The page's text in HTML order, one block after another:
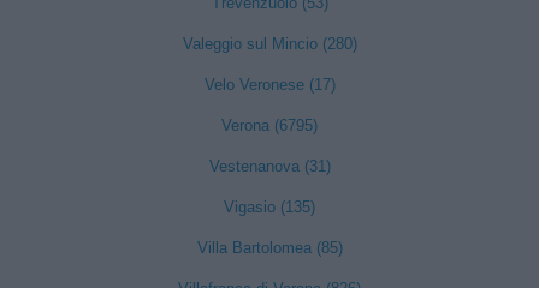
Valeggio sul Mincio (280)
Velo Veronese (17)
Verona (6795)
Vestenanova (31)
Vigasio (135)
Villa Bartolomea (85)